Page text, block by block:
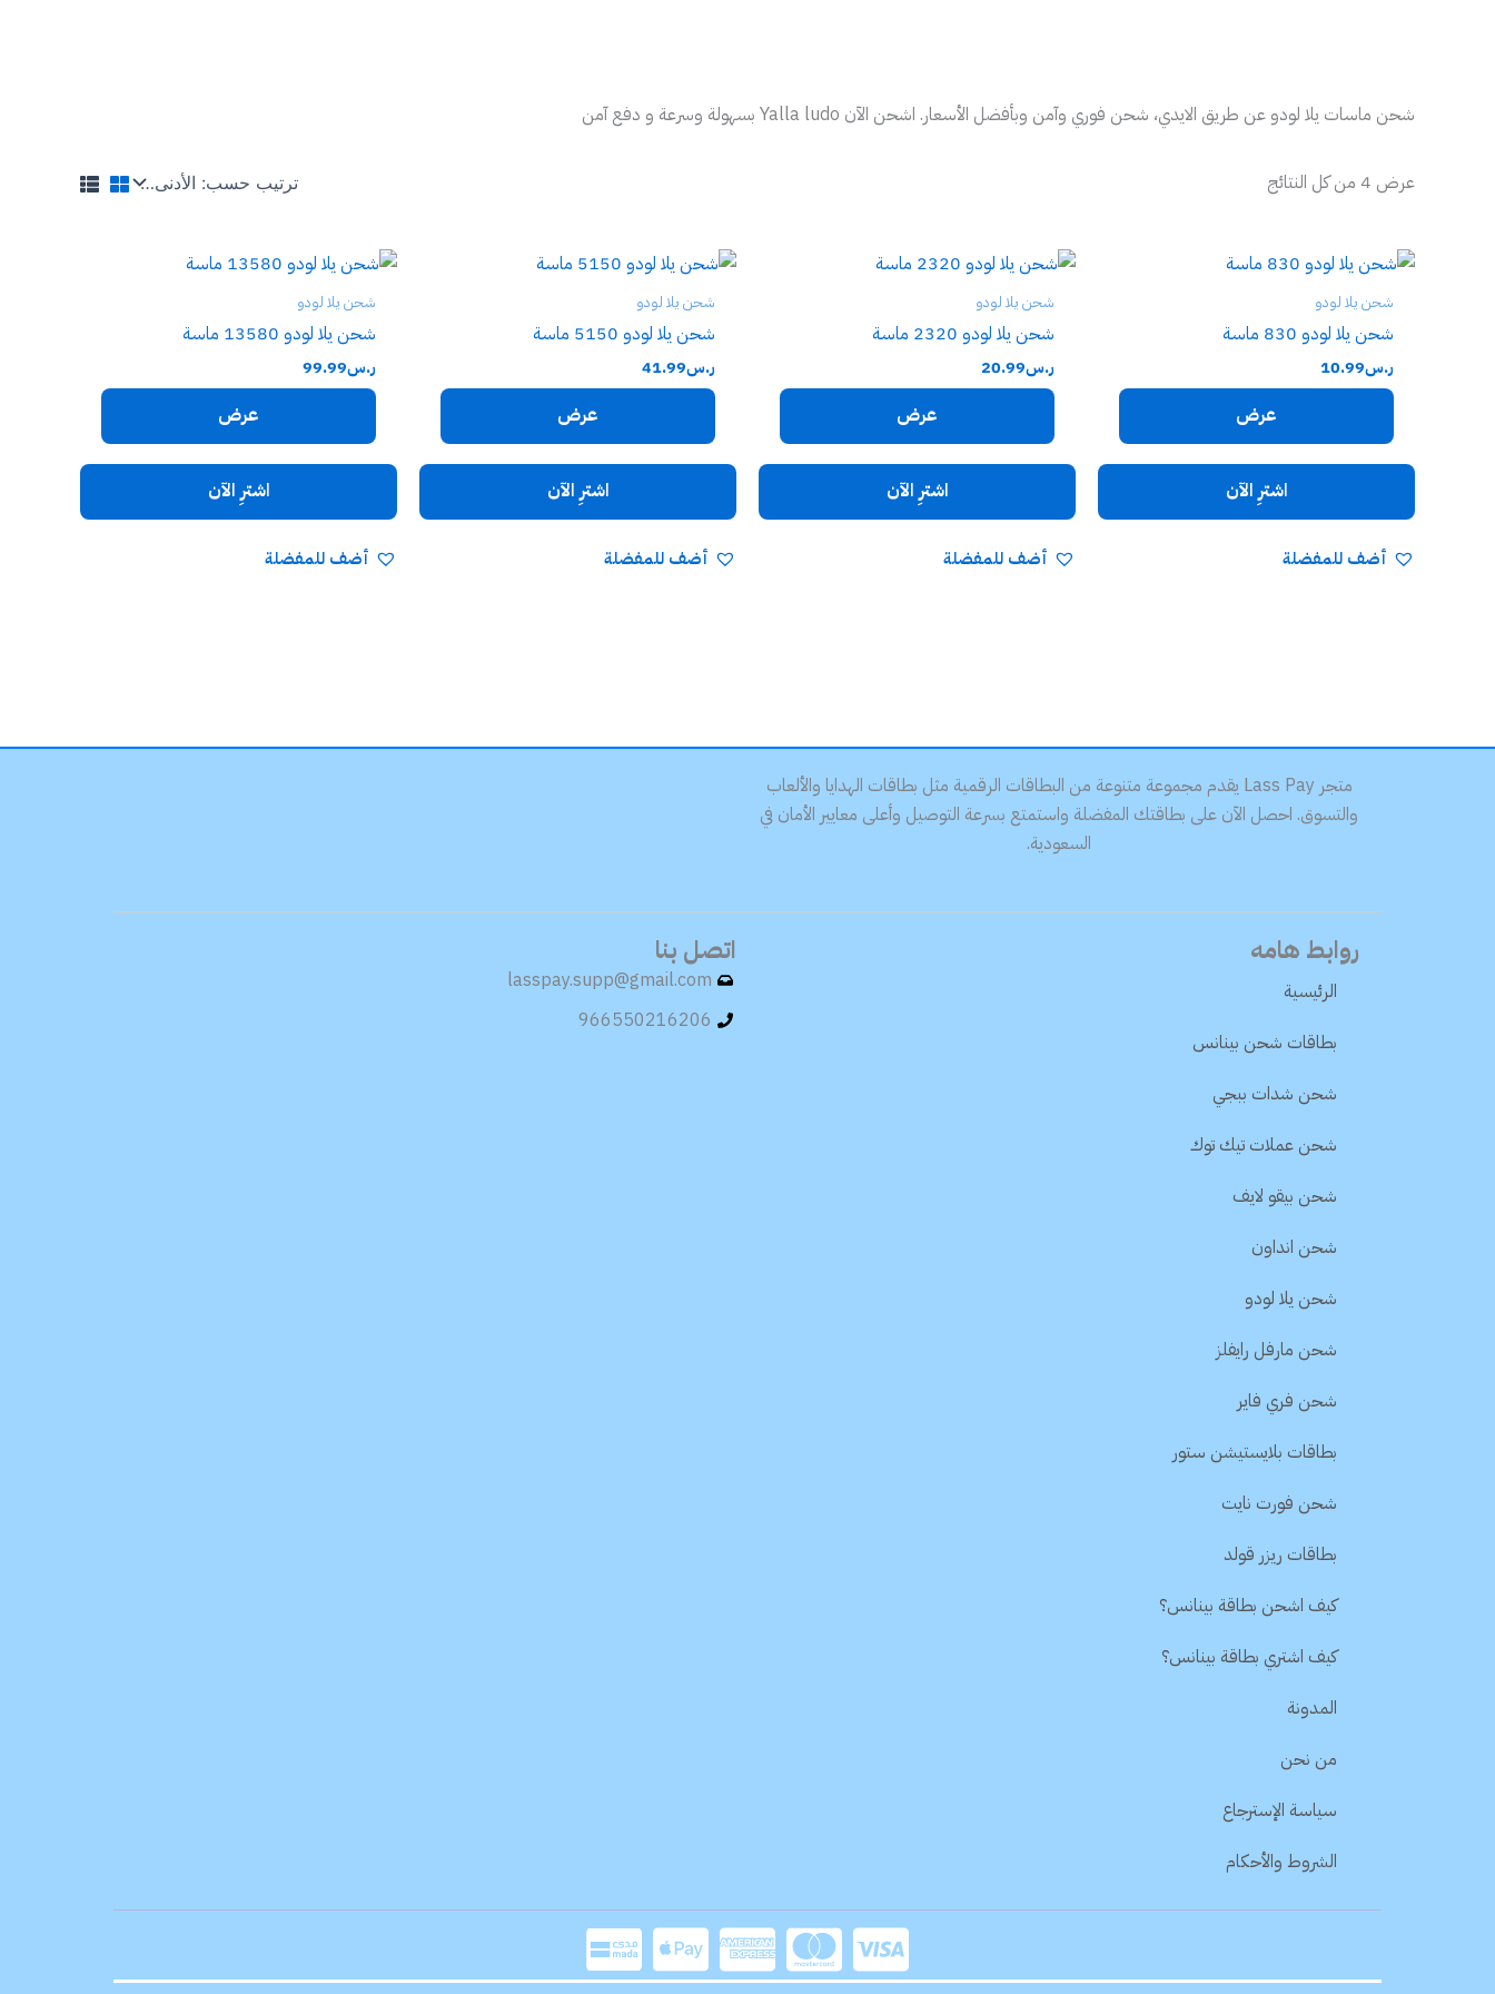
شحن ماسات يلا لودو عن طريق الايدي، شحن فوري وآمن وبأفضل الأسعار. اشحن الآن Yalla ludo بسهولة وسرعة و دفع آمن
عرض ⁦4⁩ من كل النتائج
الأعلى
شحن يلا لودو
شحن يلا لودو 830 ماسة
ر.س10.99
عرض
اشترِ الآن
أضف للمفضلة
شحن يلا لودو
شحن يلا لودو 2320 ماسة
ر.س20.99
عرض
اشترِ الآن
أضف للمفضلة
شحن يلا لودو
شحن يلا لودو 5150 ماسة
ر.س41.99
عرض
اشترِ الآن
أضف للمفضلة
شحن يلا لودو
شحن يلا لودو 13580 ماسة
ر.س99.99
عرض
اشترِ الآن
أضف للمفضلة
متجر Lass Pay يقدم مجموعة متنوعة من البطاقات الرقمية مثل بطاقات الهدايا والألعاب
والتسوق. احصل الآن على بطاقتك المفضلة واستمتع بسرعة التوصيل وأعلى معايير الأمان في
السعودية.
روابط هامه
الرئيسية
بطاقات شحن بينانس
شحن شدات ببجي
شحن عملات تيك توك
شحن بيقو لايف
شحن انداون
شحن يلا لودو
شحن مارفل رايفلز
شحن فري فاير
بطاقات بلايستيشن ستور
شحن فورت نايت
بطاقات ريزر قولد
كيف اشحن بطاقة بينانس؟
كيف اشتري بطاقة بينانس؟
المدونة
من نحن
سياسة الإسترجاع
الشروط والأحكام
اتصل بنا
lasspay.supp@gmail.com
966550216206